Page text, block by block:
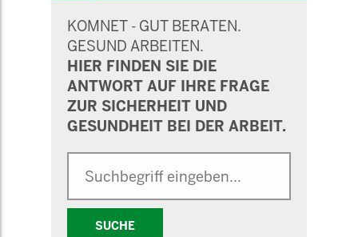
KOMNET - GUT BERATEN.
GESUND ARBEITEN.
HIER FINDEN SIE DIE
ANTWORT AUF IHRE FRAGE
ZUR SICHERHEIT UND
GESUNDHEIT BEI DER ARBEIT.
SUCHE